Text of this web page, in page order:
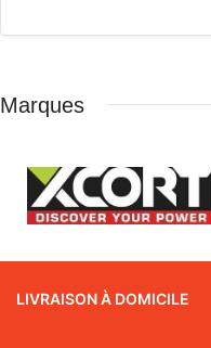
Marques
LIVRAISON À DOMICILE